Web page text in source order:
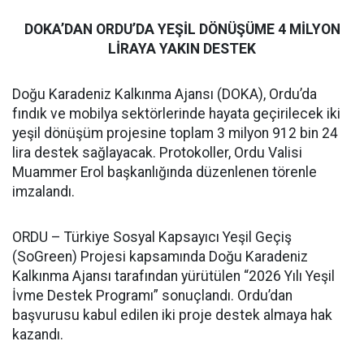
DOKA’DAN ORDU’DA YEŞİL DÖNÜŞÜME 4 MİLYON
LİRAYA YAKIN DESTEK
Doğu Karadeniz Kalkınma Ajansı (DOKA), Ordu’da
fındık ve mobilya sektörlerinde hayata geçirilecek iki
yeşil dönüşüm projesine toplam 3 milyon 912 bin 24
lira destek sağlayacak. Protokoller, Ordu Valisi
Muammer Erol başkanlığında düzenlenen törenle
imzalandı.
ORDU – Türkiye Sosyal Kapsayıcı Yeşil Geçiş
(SoGreen) Projesi kapsamında Doğu Karadeniz
Kalkınma Ajansı tarafından yürütülen “2026 Yılı Yeşil
İvme Destek Programı” sonuçlandı. Ordu’dan
başvurusu kabul edilen iki proje destek almaya hak
kazandı.